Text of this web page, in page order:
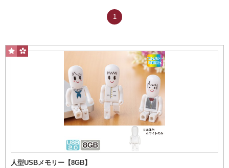
16GB
1
人型USBメモリー【8GB】